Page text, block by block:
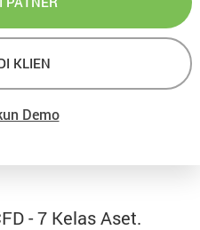
KLIEN
Demo
- 7 Kelas Aset.